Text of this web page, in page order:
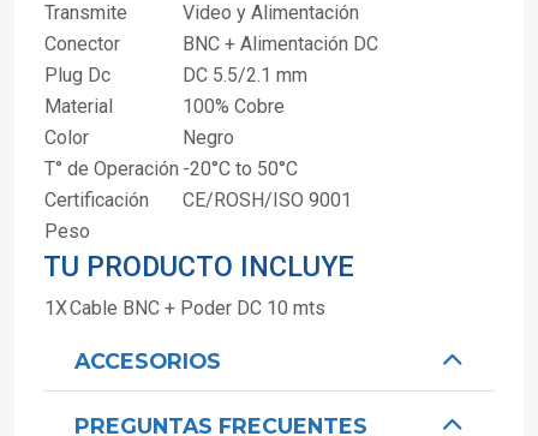
Transmite
Video y Alimentación
Conector
BNC + Alimentación DC
Plug Dc
DC 5.5/2.1 mm
Material
100% Cobre
Color
Negro
T° de Operación -20°C to 50°C
Certificación
CE/ROSH/ISO 9001
Peso
TU PRODUCTO INCLUYE
1XCable BNC + Poder DC 10 mts
ACCESORIOS
PREGUNTAS FRECUENTES